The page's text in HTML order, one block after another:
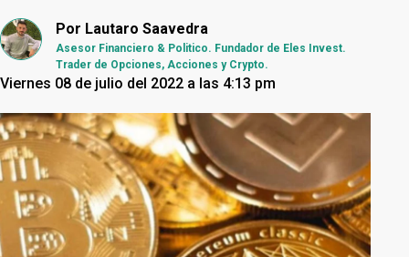
Por Lautaro Saavedra
Asesor Financiero & Politico. Fundador de Eles Invest.
Trader de Opciones, Acciones y Crypto.
Viernes 08 de julio del 2022 a las 4:13 pm